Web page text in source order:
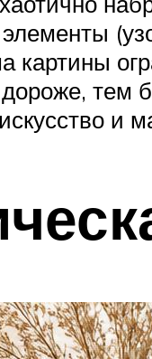
картины
тем
и